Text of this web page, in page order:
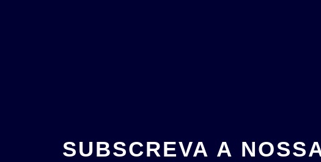
SUBSCREVA A